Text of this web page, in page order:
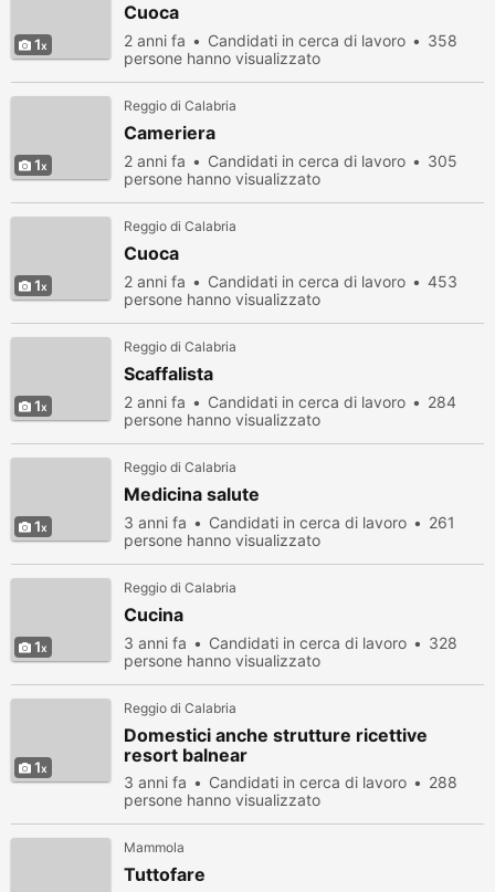
1
Cuoca
2 anni fa Candidati in cerca di lavoro
358
persone hanno visualizzato
1
Reggio di Calabria
Cameriera
2 anni fa Candidati in cerca di lavoro
305
persone hanno visualizzato
1
Reggio di Calabria
Cuoca
2 anni fa Candidati in cerca di lavoro
453
persone hanno visualizzato
1
Reggio di Calabria
Scaffalista
2 anni fa Candidati in cerca di lavoro
284
persone hanno visualizzato
1
Reggio di Calabria
Medicina salute
3 anni fa Candidati in cerca di lavoro
261
persone hanno visualizzato
1
Reggio di Calabria
Cucina
3 anni fa Candidati in cerca di lavoro
328
persone hanno visualizzato
1
Reggio di Calabria
Domestici anche strutture ricettive
resort balnear
3 anni fa Candidati in cerca di lavoro
288
persone hanno visualizzato
Mammola
Tuttofare